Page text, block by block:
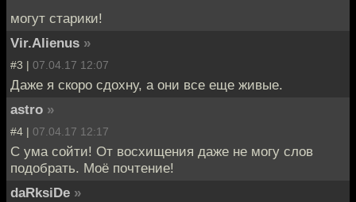
могут старики!
Vir.Alienus »
#3 | 07.04.17 12:07
Даже я скоро сдохну, а они все еще живые.
astro »
#4 | 07.04.17 12:17
С ума сойти! От восхищения даже не могу слов
подобрать. Моё почтение!
daRksiDe »